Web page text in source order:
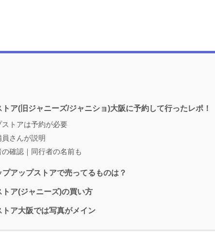
ア(旧ジャニーズ/ジャニショ)大阪に予約して行ったレポ！
トアは予約が必要
さんが説明
の確認｜同行者の名前も
アップストアで売ってるものは？
ア(ジャニーズ)の買い方
ア大阪では写真がメイン